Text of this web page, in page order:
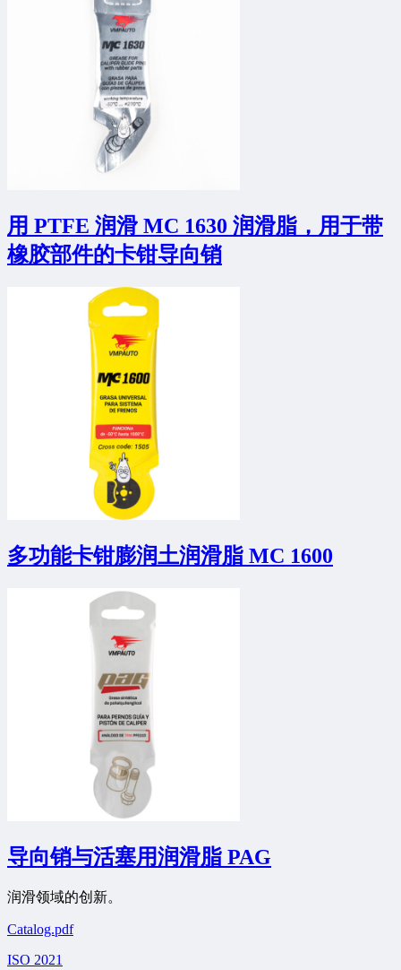
用 PTFE 润滑 MC 1630 润滑脂，用于带
橡胶部件的卡钳导向销
多功能卡钳膨润土润滑脂 MC 1600
导向销与活塞用润滑脂 PAG
润滑领域的创新。
Catalog.pdf
ISO 2021